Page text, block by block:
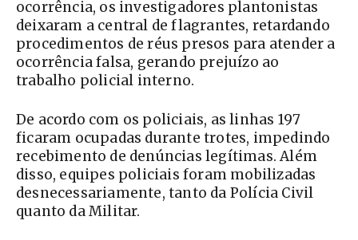
ocorrência, os investigadores plantonistas
deixaram a central de flagrantes, retardando
procedimentos de réus presos para atender a
ocorrência falsa, gerando prejuízo ao
trabalho policial interno.
De acordo com os policiais, as linhas 197
ficaram ocupadas durante trotes, impedindo
recebimento de denúncias legítimas. Além
disso, equipes policiais foram mobilizadas
desnecessariamente, tanto da Polícia Civil
quanto da Militar.